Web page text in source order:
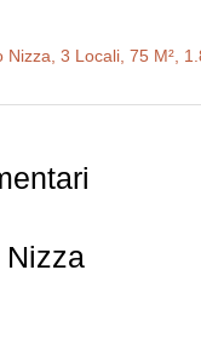
Nizza, 3 Locali, 75 M²,
Nizza